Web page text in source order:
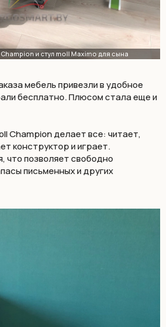
мебель привезли в удобное
бесплатно. Плюсом стала еще и
Champion делает все: читает,
конструктор и играет.
что позволяет свободно
письменных и других